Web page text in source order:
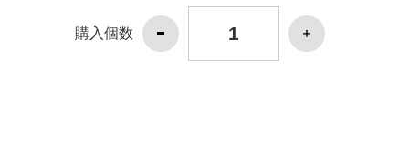
購入個数